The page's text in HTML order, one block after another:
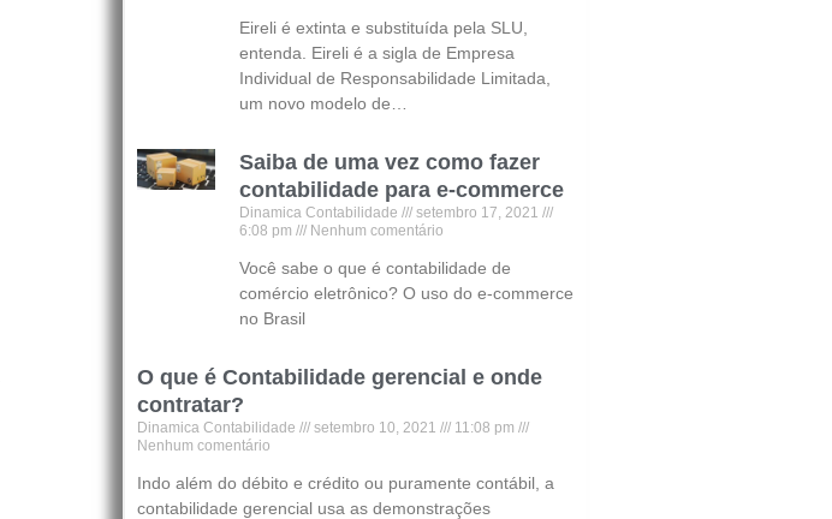
Eireli é extinta e substituída pela SLU,
entenda. Eireli é a sigla de Empresa
Individual de Responsabilidade Limitada,
um novo modelo de…
Saiba de uma vez como fazer
contabilidade para e-commerce
Dinamica Contabilidade
setembro 17, 2021
6:08 pm
Nenhum comentário
Você sabe o que é contabilidade de
comércio eletrônico? O uso do e-commerce
no Brasil
O que é Contabilidade gerencial e onde
contratar?
Dinamica Contabilidade setembro 10, 2021
11:08 pm
Nenhum comentário
Indo além do débito e crédito ou puramente contábil, a
contabilidade gerencial usa as demonstrações